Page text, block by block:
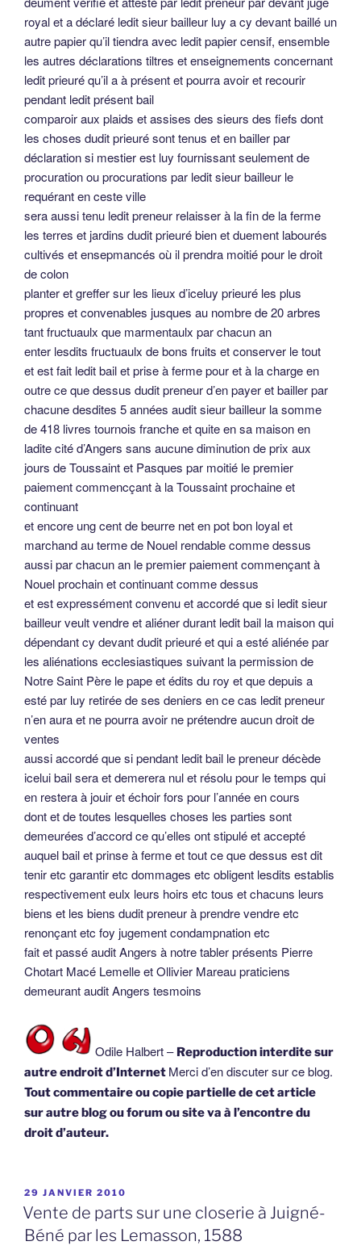
royal et a déclaré ledit sieur bailleur luy a cy devant baillé un
autre papier qu’il tiendra avec ledit papier censif, ensemble
les autres déclarations tiltres et enseignements concernant
ledit prieuré qu’il a à présent et pourra avoir et recourir
pendant ledit présent bail
comparoir aux plaids et assises des sieurs des fiefs dont
les choses dudit prieuré sont tenus et en bailler par
déclaration si mestier est luy fournissant seulement de
procuration ou procurations par ledit sieur bailleur le
requérant en ceste ville
sera aussi tenu ledit preneur relaisser à la fin de la ferme
les terres et jardins dudit prieuré bien et duement labourés
cultivés et ensepmancés où il prendra moitié pour le droit
de colon
planter et greffer sur les lieux d’iceluy prieuré les plus
propres et convenables jusques au nombre de 20 arbres
tant fructuaulx que marmentaulx par chacun an
enter lesdits fructuaulx de bons fruits et conserver le tout
et est fait ledit bail et prise à ferme pour et à la charge en
outre ce que dessus dudit preneur d’en payer et bailler par
chacune desdites 5 années audit sieur bailleur la somme
de 418 livres tournois franche et quite en sa maison en
ladite cité d’Angers sans aucune diminution de prix aux
jours de Toussaint et Pasques par moitié le premier
paiement commencçant à la Toussaint prochaine et
continuant
et encore ung cent de beurre net en pot bon loyal et
marchand au terme de Nouel rendable comme dessus
aussi par chacun an le premier paiement commençant à
Nouel prochain et continuant comme dessus
et est expressément convenu et accordé que si ledit sieur
bailleur veult vendre et aliéner durant ledit bail la maison qui
dépendant cy devant dudit prieuré et qui a esté aliénée par
les aliénations ecclesiastiques suivant la permission de
Notre Saint Père le pape et édits du roy et que depuis a
esté par luy retirée de ses deniers en ce cas ledit preneur
n’en aura et ne pourra avoir ne prétendre aucun droit de
ventes
aussi accordé que si pendant ledit bail le preneur décède
icelui bail sera et demerera nul et résolu pour le temps qui
en restera à jouir et échoir fors pour l’année en cours
dont et de toutes lesquelles choses les parties sont
demeurées d’accord ce qu’elles ont stipulé et accepté
auquel bail et prinse à ferme et tout ce que dessus est dit
tenir etc garantir etc dommages etc obligent lesdits establis
respectivement eulx leurs hoirs etc tous et chacuns leurs
biens et les biens dudit preneur à prendre vendre etc
renonçant etc foy jugement condampnation etc
fait et passé audit Angers à notre tabler présents Pierre
Chotart Macé Lemelle et Ollivier Mareau praticiens
demeurant audit Angers tesmoins
Odile Halbert – Reproduction interdite sur
autre endroit d’Internet Merci d’en discuter sur ce blog.
Tout commentaire ou copie partielle de cet article
sur autre blog ou forum ou site va à l’encontre du
droit d’auteur.
PUBLIÉ
LE
29 JANVIER 2010
Vente de parts sur une closerie à Juigné-
Béné par les Lemasson, 1588